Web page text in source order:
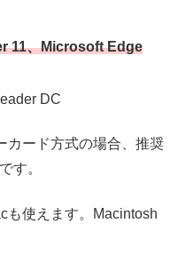
11、Microsoft Edge
DC
カード方式の場合、推奨
す。
も使えます。Macintosh